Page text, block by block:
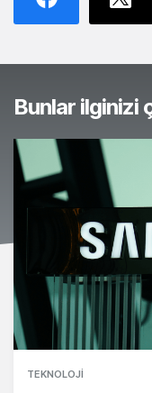
Bunlar ilginizi
TEKNOLOJI